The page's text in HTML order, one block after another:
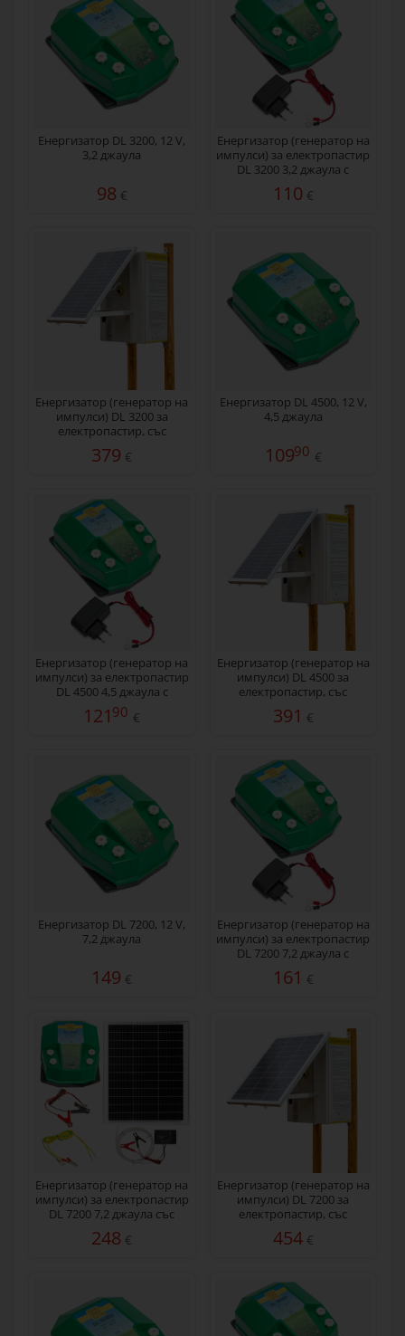
Енергизатор DL 3200, 12 V,
3,2 джаула
98 €
Енергизатор (генератор на
импулси) за електропастир
DL 3200 3,2 джаула с
мрежов адаптер 230/12 V
110 €
Eнергизатор (генератор на
импулси) DL 3200 за
електропастир, със
379 €
Енергизатор DL 4500, 12 V,
4,5 джаула
10990 €
Енергизатор (генератор на
импулси) за електропастир
DL 4500 4,5 джаула с
мрежов адаптер 230/12 V
12190 €
Eнергизатор (генератор на
импулси) DL 4500 за
електропастир, със
соларен панел 30 W
391 €
Енергизатор DL 7200, 12 V,
7,2 джаула
149 €
Енергизатор (генератор на
импулси) за електропастир
DL 7200 7,2 джаула с
161 €
Енергизатор (генератор на
импулси) за електропастир
DL 7200 7,2 джаула със
соларна система 50 W
248 €
Eнергизатор (генератор на
импулси) DL 7200 за
електропастир, със
соларен панел 50 W
454€